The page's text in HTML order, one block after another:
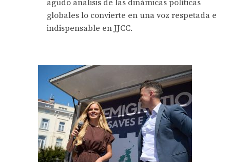
agudo análisis de las dinámicas políticas
globales lo convierte en una voz respetada e
indispensable en JJCC.